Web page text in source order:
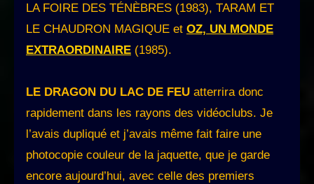
LA FOIRE DES TÉNÈBRES (1983), TARAM ET
LE CHAUDRON MAGIQUE et OZ, UN MONDE
EXTRAORDINAIRE (1985).
LE DRAGON DU LAC DE FEU atterrira donc
rapidement dans les rayons des vidéoclubs. Je
l’avais dupliqué et j’avais même fait faire une
photocopie couleur de la jaquette, que je garde
encore aujourd’hui, avec celle des premiers